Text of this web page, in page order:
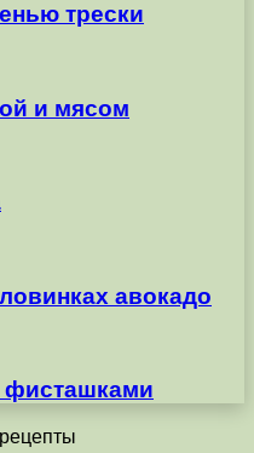
трески
и мясом
авокадо
фисташками